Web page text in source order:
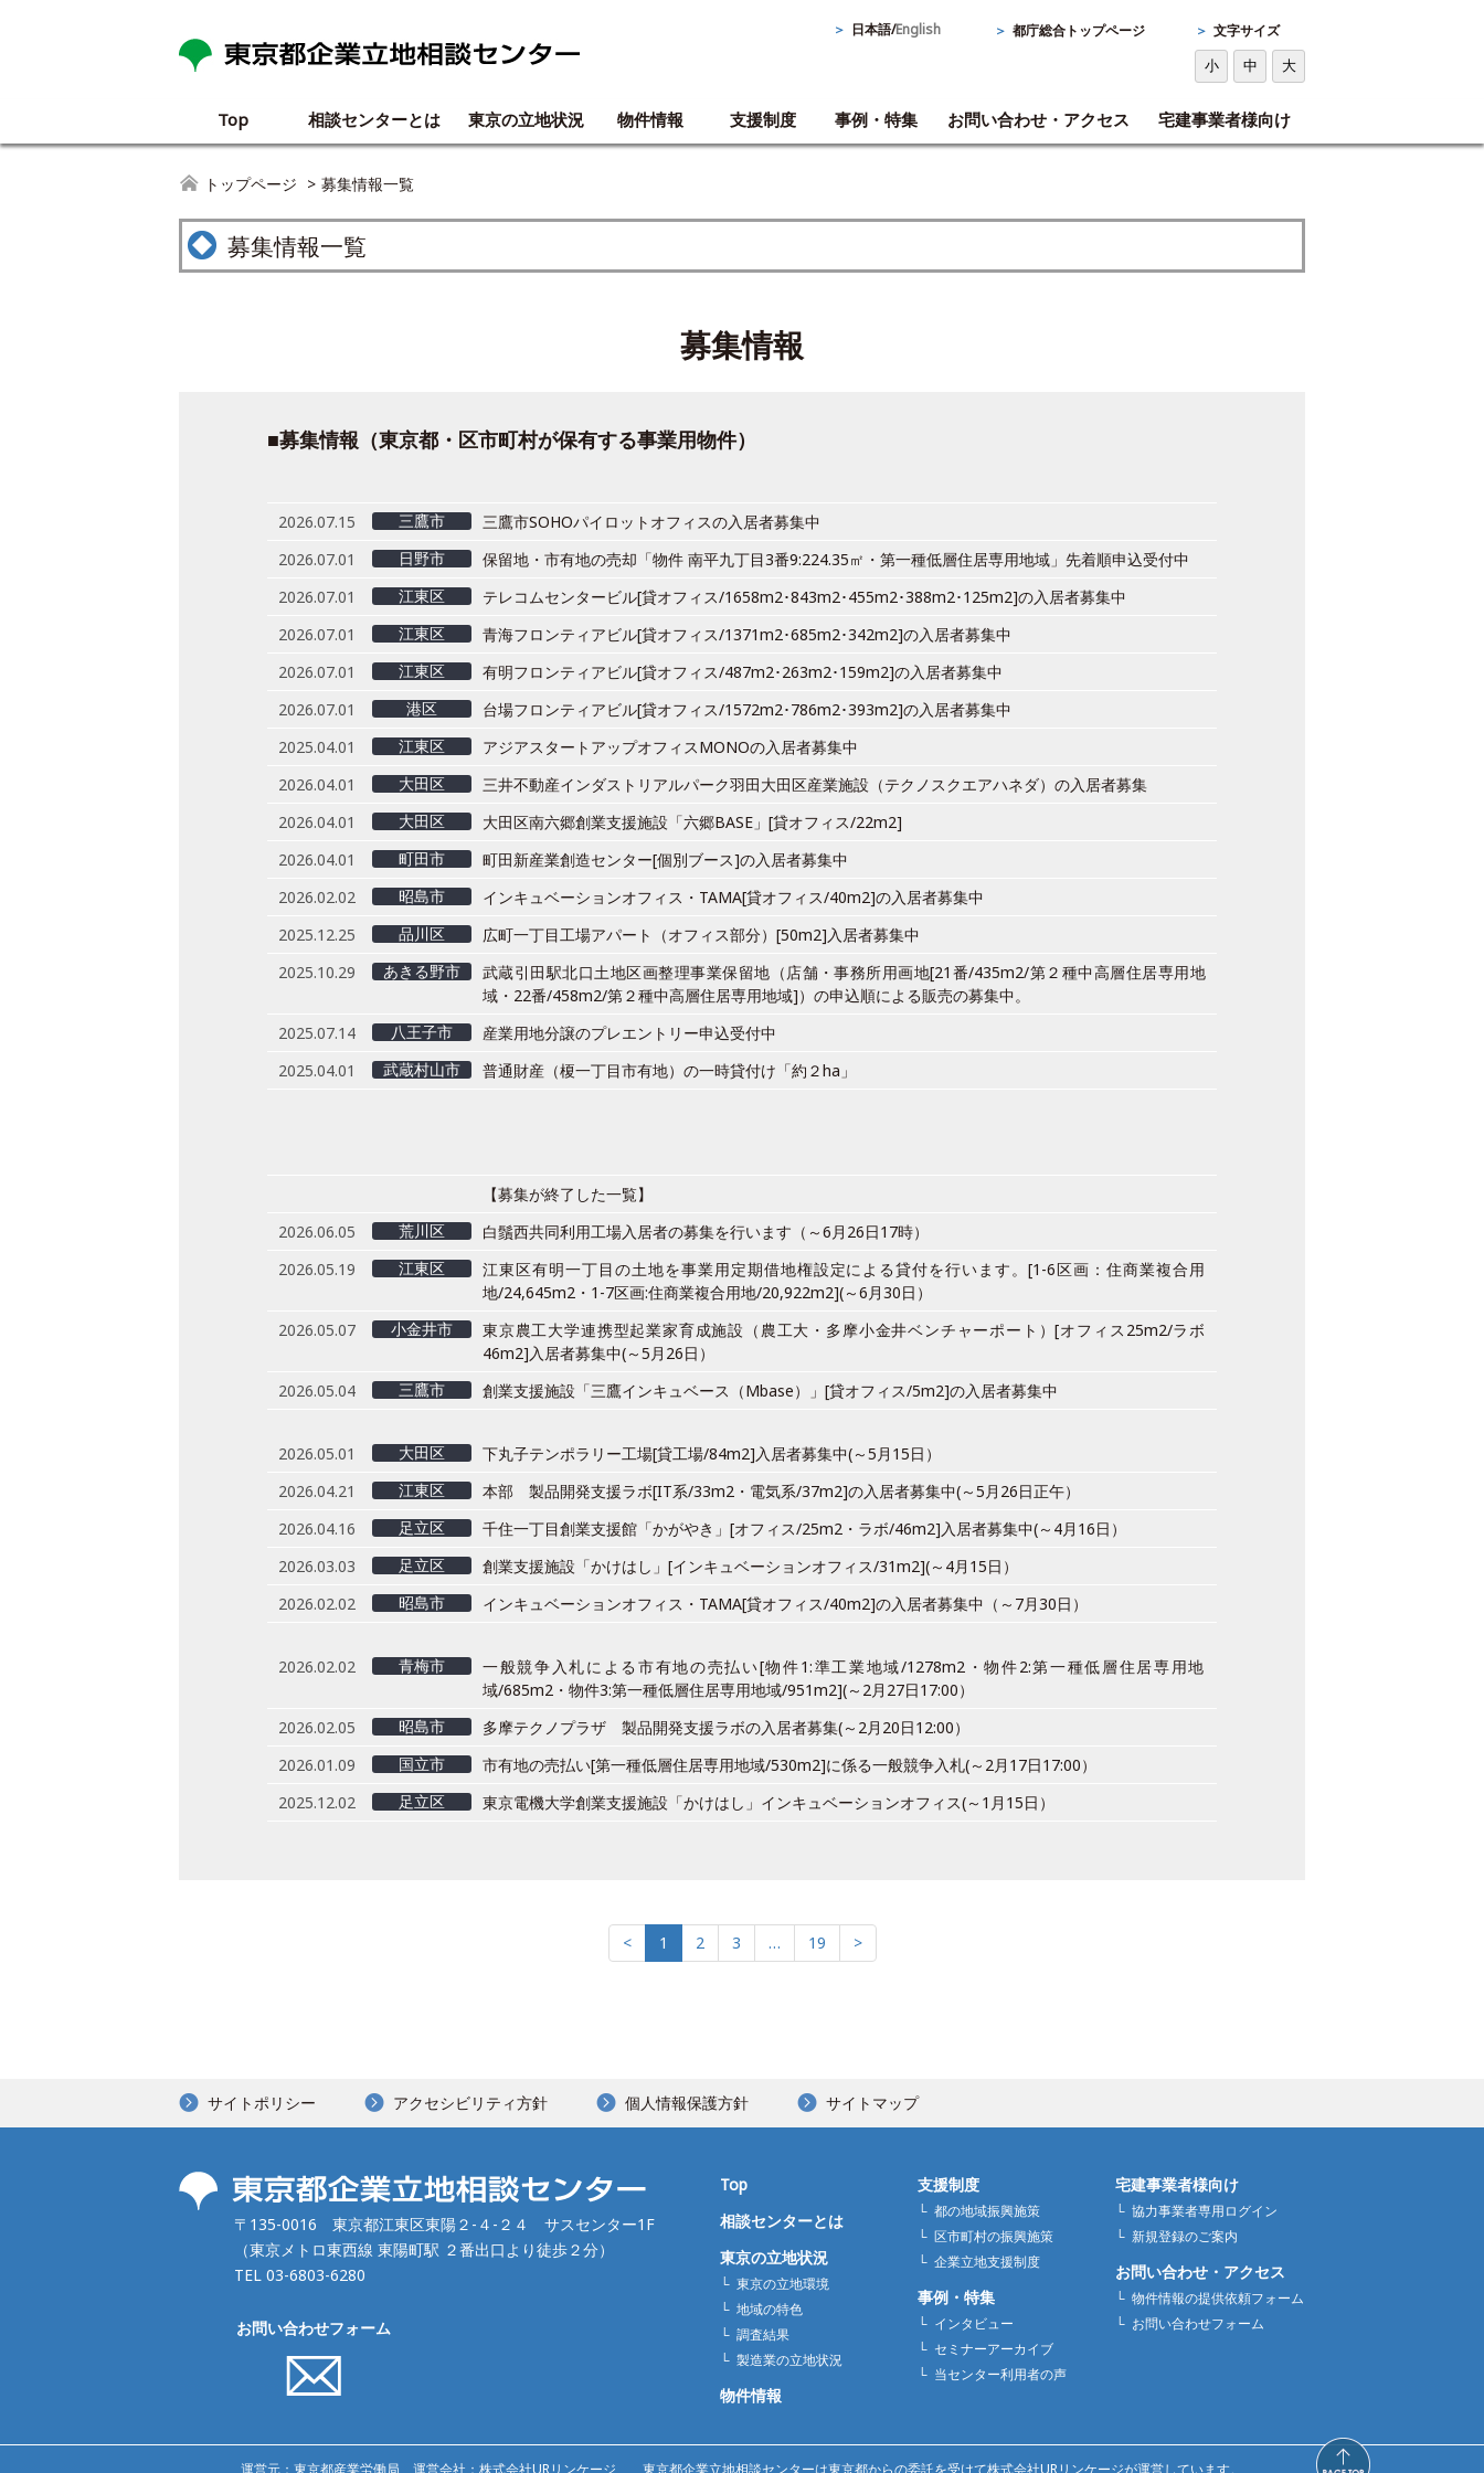
＞ 文字サイズ
小 中 大
＞ 日本語/English ＞ 都庁総合トップページ
Top 相談センターとは 東京の立地状況 物件情報 支援制度 事例・特集 お問い合わせ・アクセス 宅建事業者様向け
トップページ 募集情報一覧
募集情報一覧
募集情報
■募集情報（東京都・区市町村が保有する事業用物件）
2026.07.15 三鷹市
三鷹市SOHOパイロットオフィスの入居者募集中
2026.07.01
日野市
保留地・市有地の売却「物件 南平九丁目3番9:224.35㎡・第一種低層住居専用地域」先着順申込受付中
2026.07.01
江東区
テレコムセンタービル[貸オフィス/1658m2･843m2･455m2･388m2･125m2]の入居者募集中
2026.07.01
江東区
青海フロンティアビル[貸オフィス/1371m2･685m2･342m2]の入居者募集中
2026.07.01
江東区
有明フロンティアビル[貸オフィス/487m2･263m2･159m2]の入居者募集中
2026.07.01
港区
台場フロンティアビル[貸オフィス/1572m2･786m2･393m2]の入居者募集中
2025.04.01
江東区
アジアスタートアップオフィスMONOの入居者募集中
2026.04.01
大田区
三井不動産インダストリアルパーク羽田大田区産業施設（テクノスクエアハネダ）の入居者募集
2026.04.01
大田区
大田区南六郷創業支援施設「六郷BASE」[貸オフィス/22m2]
2026.04.01
町田市
町田新産業創造センター[個別ブース]の入居者募集中
2026.02.02
昭島市
インキュベーションオフィス・TAMA[貸オフィス/40m2]の入居者募集中
2025.12.25
品川区
広町一丁目工場アパート（オフィス部分）[50m2]入居者募集中
2025.10.29
あきる野市
武蔵引田駅北口土地区画整理事業保留地（店舗・事務所用画地[21番/435m2/第２種中高層住居専用地
域・22番/458m2/第２種中高層住居専用地域]）の申込順による販売の募集中。
2025.07.14
八王子市
産業用地分譲のプレエントリー申込受付中
2025.04.01
武蔵村山市 普通財産（榎一丁目市有地）の一時貸付け「約２ha」
【募集が終了した一覧】
2026.06.05
荒川区
白鬚西共同利用工場入居者の募集を行います（～6月26日17時）
2026.05.19
江東区
江東区有明一丁目の土地を事業用定期借地権設定による貸付を行います。[1-6区画：住商業複合用
地/24,645m2・1-7区画:住商業複合用地/20,922m2](～6月30日）
2026.05.07
小金井市
東京農工大学連携型起業家育成施設（農工大・多摩小金井ベンチャーポート）[オフィス25m2/ラボ
46m2]入居者募集中(～5月26日）
2026.05.04
三鷹市 創業支援施設「三鷹インキュベース（Mbase）」[貸オフィス/5m2]の入居者募集中
2026.05.01 大田区
下丸子テンポラリー工場[貸工場/84m2]入居者募集中(～5月15日）
2026.04.21
江東区
本部 製品開発支援ラボ[IT系/33m2・電気系/37m2]の入居者募集中(～5月26日正午）
2026.04.16
足立区
千住一丁目創業支援館「かがやき」[オフィス/25m2・ラボ/46m2]入居者募集中(～4月16日）
2026.03.03
足立区
創業支援施設「かけはし」[インキュベーションオフィス/31m2](～4月15日）
2026.02.02
昭島市 インキュベーションオフィス・TAMA[貸オフィス/40m2]の入居者募集中（～7月30日）
2026.02.02 青梅市
一般競争入札による市有地の売払い[物件1:準工業地域/1278m2・物件2:第一種低層住居専用地
域/685m2・物件3:第一種低層住居専用地域/951m2](～2月27日17:00）
2026.02.05
昭島市
多摩テクノプラザ 製品開発支援ラボの入居者募集(～2月20日12:00）
2026.01.09
国立市
市有地の売払い[第一種低層住居専用地域/530m2]に係る一般競争入札(～2月17日17:00）
2025.12.02
足立区 東京電機大学創業支援施設「かけはし」インキュベーションオフィス(～1月15日）
< 1 2 3 … 19 >
サイトポリシー アクセシビリティ方針 個人情報保護方針 サイトマップ
〒135-0016 東京都江東区東陽２-４-２４ サスセンター1F
（東京メトロ東西線 東陽町駅 ２番出口より徒歩２分）
TEL 03-6803-6280
お問い合わせフォーム
Top
相談センターとは
東京の立地状況
東京の立地環境
地域の特色
調査結果
製造業の立地状況
物件情報
支援制度
都の地域振興施策
区市町村の振興施策
企業立地支援制度
事例・特集
インタビュー
セミナーアーカイブ
当センター利用者の声
宅建事業者様向け
協力事業者専用ログイン
新規登録のご案内
お問い合わせ・アクセス
物件情報の提供依頼フォーム
お問い合わせフォーム
運営元：東京都産業労働局 運営会社：株式会社URリンケージ 東京都企業立地相談センターは東京都からの委託を受けて株式会社URリンケージが運営しています。